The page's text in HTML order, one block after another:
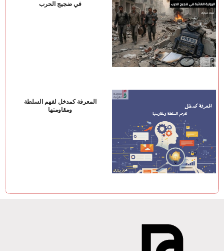
في ضجيج الحرب
المعرفة كمدخل لفهم السلطة
ومقاومتها